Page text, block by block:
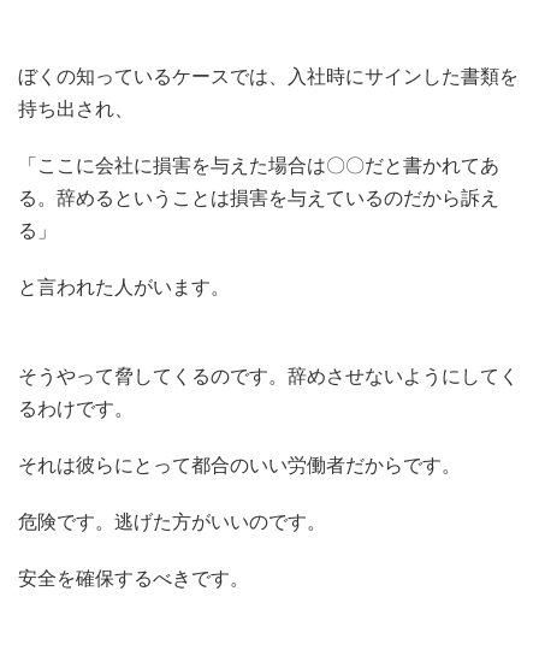
ぼくの知っているケースでは、入社時にサインした書類を
持ち出され、
「ここに会社に損害を与えた場合は〇〇だと書かれてあ
る。辞めるということは損害を与えているのだから訴え
る」
と言われた人がいます。
そうやって脅してくるのです。辞めさせないようにしてく
るわけです。
それは彼らにとって都合のいい労働者だからです。
危険です。逃げた方がいいのです。
安全を確保するべきです。